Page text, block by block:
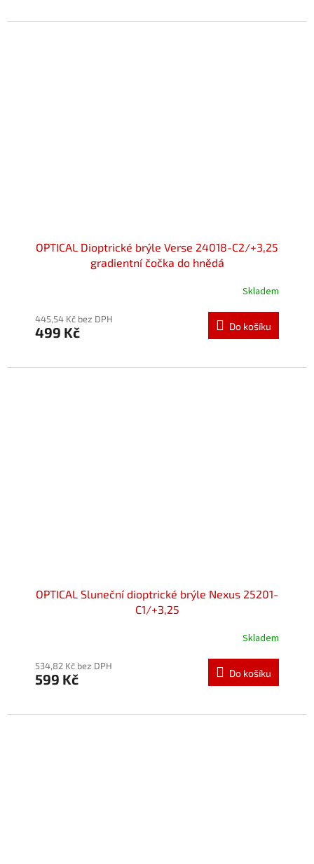
OPTICAL Dioptrické brýle Verse 24018-C2/+3,25
gradientní čočka do hnědá
Skladem
445,54 Kč bez DPH
499 Kč Do košíku
OPTICAL Sluneční dioptrické brýle Nexus 25201-
C1/+3,25
Skladem
534,82 Kč bez DPH
599 Kč Do košíku